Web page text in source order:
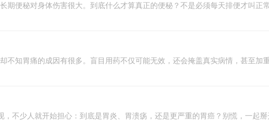
期便秘对身体伤害很大。到底什么才算真正的便秘？不是必须每天排便才叫正
不知胃痛的成因有很多。盲目用药不仅可能无效，还会掩盖真实病情，甚至加
不少人就开始担心：到底是胃炎、胃溃疡，还是更严重的胃癌？别慌，一起掰